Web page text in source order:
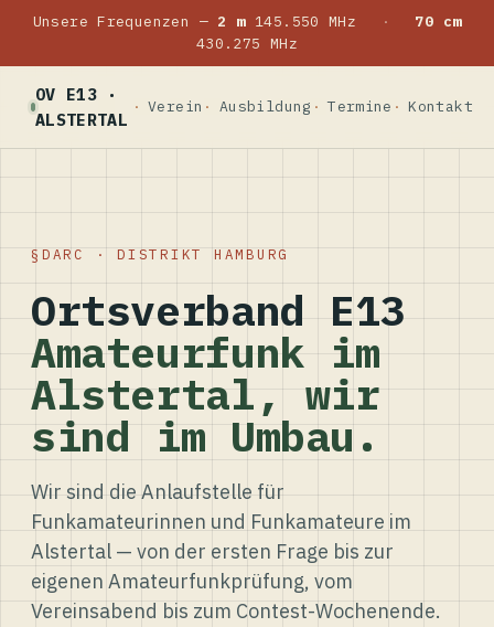
Unsere Frequenzen — 2 m145.550 MHz ·
70 cm
430.275 MHz
OV E13 ·
ALSTERTAL
Verein Ausbildung Termine Kontakt
DARC · DISTRIKT HAMBURG
Ortsverband E13
Amateurfunk im
Alstertal, wir
sind im Umbau.
Wir sind die Anlaufstelle für
Funkamateurinnen und Funkamateure im
Alstertal — von der ersten Frage bis zur
eigenen Amateurfunkprüfung, vom
Vereinsabend bis zum Contest-Wochenende.